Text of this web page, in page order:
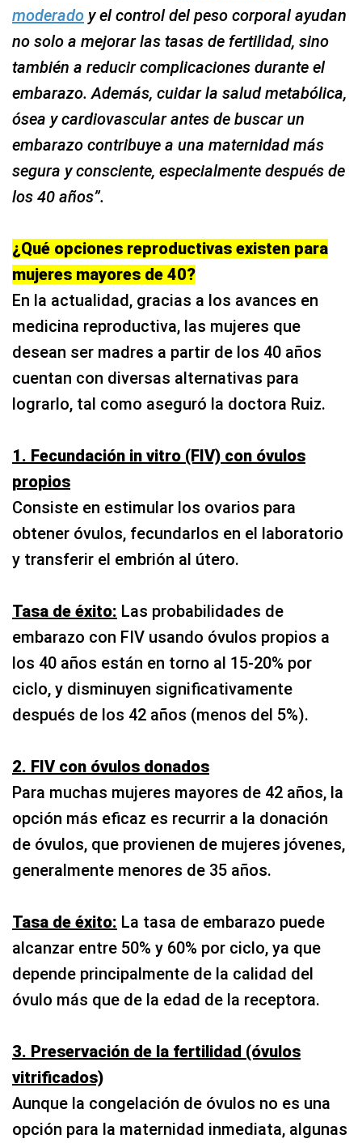
moderado y el control del peso corporal ayudan
no solo a mejorar las tasas de fertilidad, sino
también a reducir complicaciones durante el
embarazo. Además, cuidar la salud metabólica,
ósea y cardiovascular antes de buscar un
embarazo contribuye a una maternidad más
segura y consciente, especialmente después de
los 40 años”.
¿Qué opciones reproductivas existen para
mujeres mayores de 40?
En la actualidad, gracias a los avances en
medicina reproductiva, las mujeres que
desean ser madres a partir de los 40 años
cuentan con diversas alternativas para
lograrlo, tal como aseguró la doctora Ruiz.
1. Fecundación in vitro (FIV) con óvulos
propios
Consiste en estimular los ovarios para
obtener óvulos, fecundarlos en el laboratorio
y transferir el embrión al útero.
Tasa de éxito: Las probabilidades de
embarazo con FIV usando óvulos propios a
los 40 años están en torno al 15-20% por
ciclo, y disminuyen significativamente
después de los 42 años (menos del 5%).
2. FIV con óvulos donados
Para muchas mujeres mayores de 42 años, la
opción más eficaz es recurrir a la donación
de óvulos, que provienen de mujeres jóvenes,
generalmente menores de 35 años.
Tasa de éxito: La tasa de embarazo puede
alcanzar entre 50% y 60% por ciclo, ya que
depende principalmente de la calidad del
óvulo más que de la edad de la receptora.
3. Preservación de la fertilidad (óvulos
vitrificados)
Aunque la congelación de óvulos no es una
opción para la maternidad inmediata, algunas